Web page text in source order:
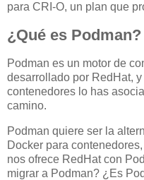
para CRI-O, un plan que
¿Qué es Podman?
Podman es un motor de
desarrollado por RedHat,
contenedores lo has
camino.
Podman quiere ser la
Docker para
nos ofrece RedHat con
migrar a Podman? ¿Es